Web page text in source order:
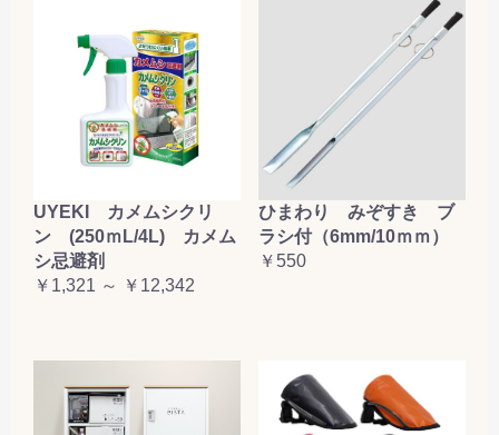
UYEKI カメムシクリ
ン (250ｍL/4L) カメム
シ忌避剤
￥1,321 ～ ￥12,342
ひまわり みぞすき ブ
ラシ付（6mm/10ｍｍ）
￥550